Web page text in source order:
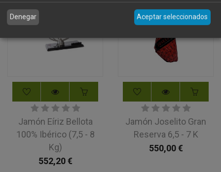
Jamón Eíriz Bellota
100% Ibérico (7,5 - 8
Kg)
552,20€
Jamón Joselito Gran
Reserva 6,5 - 7 K
550,00€
Denegar Aceptar seleccionados